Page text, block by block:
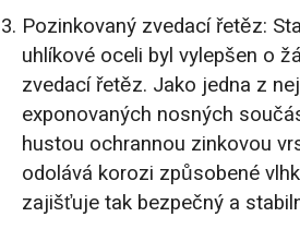
Pozinkovaný zvedací řetěz:
uhlíkové oceli byl vylepšen o
zvedací řetěz. Jako jedna z
exponovaných nosných
hustou ochrannou zinkovou
odolává korozi způsobené
zajišťuje tak bezpečný a